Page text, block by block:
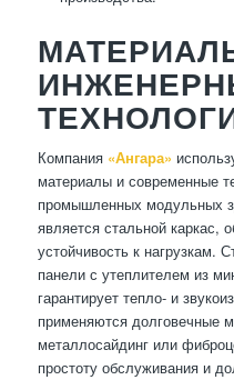
Компания «Ангара»
материалы и современные
промышленных модульных
является стальной каркас,
устойчивость к нагрузкам.
панели с утеплителем из
гарантирует тепло- и
применяются долговечные
металлосайдинг или
простоту обслуживания и